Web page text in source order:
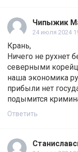
Чипыжик
24 июля 2024
Крань,
Ничего не рухнет
северными
наша экономика
прибыли нет
подымится
Ответить